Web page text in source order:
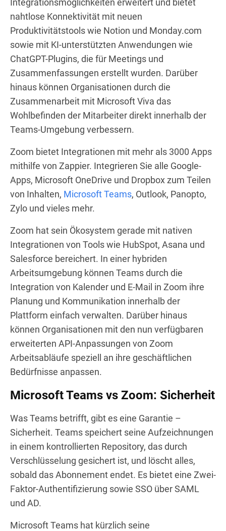
nahtlose Konnektivität mit neuen
Produktivitätstools wie Notion und Monday.com
sowie mit KI-unterstützten Anwendungen wie
ChatGPT-Plugins, die für Meetings und
Zusammenfassungen erstellt wurden. Darüber
hinaus können Organisationen durch die
Zusammenarbeit mit Microsoft Viva das
Wohlbefinden der Mitarbeiter direkt innerhalb der
Teams-Umgebung verbessern.
Zoom bietet Integrationen mit mehr als 3000 Apps
mithilfe von Zappier. Integrieren Sie alle Google-
Apps, Microsoft OneDrive und Dropbox zum Teilen
von Inhalten, Microsoft Teams, Outlook, Panopto,
Zylo und vieles mehr.
Zoom hat sein Ökosystem gerade mit nativen
Integrationen von Tools wie HubSpot, Asana und
Salesforce bereichert. In einer hybriden
Arbeitsumgebung können Teams durch die
Integration von Kalender und E-Mail in Zoom ihre
Planung und Kommunikation innerhalb der
Plattform einfach verwalten. Darüber hinaus
können Organisationen mit den nun verfügbaren
erweiterten API-Anpassungen von Zoom
Arbeitsabläufe speziell an ihre geschäftlichen
Bedürfnisse anpassen.
Microsoft Teams vs Zoom: Sicherheit
Was Teams betrifft, gibt es eine Garantie –
Sicherheit. Teams speichert seine Aufzeichnungen
in einem kontrollierten Repository, das durch
Verschlüsselung gesichert ist, und löscht alles,
sobald das Abonnement endet. Es bietet eine Zwei-
Faktor-Authentifizierung sowie SSO über SAML
und AD.
Microsoft Teams hat kürzlich seine